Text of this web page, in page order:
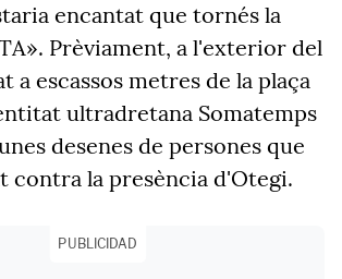
encantat que tornés la
Prèviament, a l'exterior del
a escassos metres de la plaça
ultradretana Somatemps
desenes de persones que
contra la presència d'Otegi.
PUBLICIDAD